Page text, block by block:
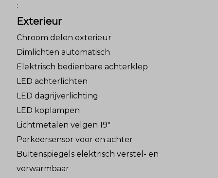
:
Exterieur
Chroom delen exterieur
Dimlichten automatisch
Elektrisch bedienbare achterklep
LED achterlichten
LED dagrijverlichting
LED koplampen
Lichtmetalen velgen 19"
Parkeersensor voor en achter
Buitenspiegels elektrisch verstel- en
verwarmbaar